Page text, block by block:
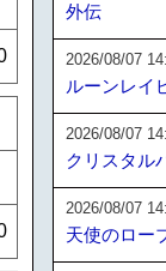
外伝
2026/08/07
ルーンレイ
2026/08/07
クリスタル
2026/08/07
天使のロー